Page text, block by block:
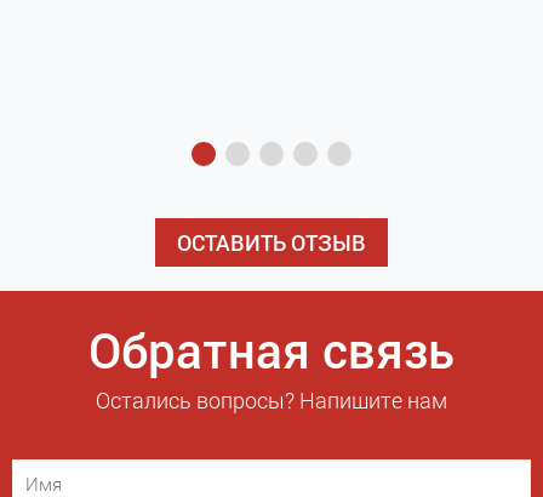
ОСТАВИТЬ ОТЗЫВ
Обратная связь
Остались вопросы? Напишите нам